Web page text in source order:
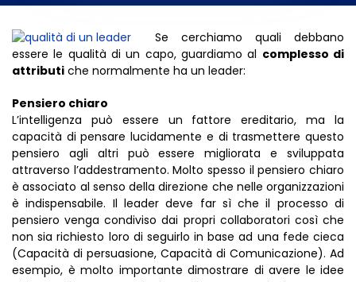
Se cerchiamo quali debbano
essere le qualità di un capo, guardiamo al complesso di
attributi che normalmente ha un leader:
Pensiero chiaro
L’intelligenza può essere un fattore ereditario, ma la
capacità di pensare lucidamente e di trasmettere questo
pensiero agli altri può essere migliorata e sviluppata
attraverso l’addestramento. Molto spesso il pensiero chiaro
è associato al senso della direzione che nelle organizzazioni
è indispensabile. Il leader deve far sì che il processo di
pensiero venga condiviso dai propri collaboratori così che
non sia richiesto loro di seguirlo in base ad una fede cieca
(Capacità di persuasione, Capacità di Comunicazione). Ad
esempio, è molto importante dimostrare di avere le idee